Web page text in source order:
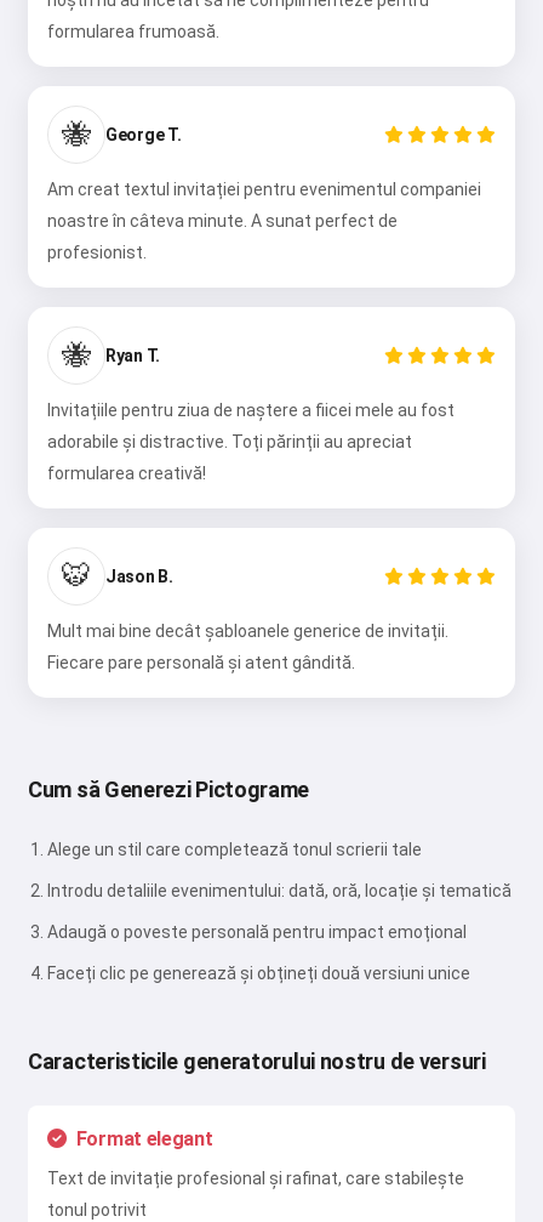
formularea frumoasă.
🐝 George T.
Am creat textul invitației pentru evenimentul companiei
noastre în câteva minute. A sunat perfect de
profesionist.
🐝 Ryan T.
Invitațiile pentru ziua de naștere a fiicei mele au fost
adorabile și distractive. Toți părinții au apreciat
formularea creativă!
🐯 Jason B.
Mult mai bine decât șabloanele generice de invitații.
Fiecare pare personală și atent gândită.
Cum să Generezi Pictograme
Alege un stil care completează tonul scrierii tale
Introdu detaliile evenimentului: dată, oră, locație și tematică
Adaugă o poveste personală pentru impact emoțional
Faceți clic pe generează și obțineți două versiuni unice
Caracteristicile generatorului nostru de versuri
Format elegant
Text de invitație profesional și rafinat, care stabilește
tonul potrivit
Pot crea cântece, scrie poezii și
Politica de rambursare